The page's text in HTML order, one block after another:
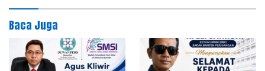
Baca Juga